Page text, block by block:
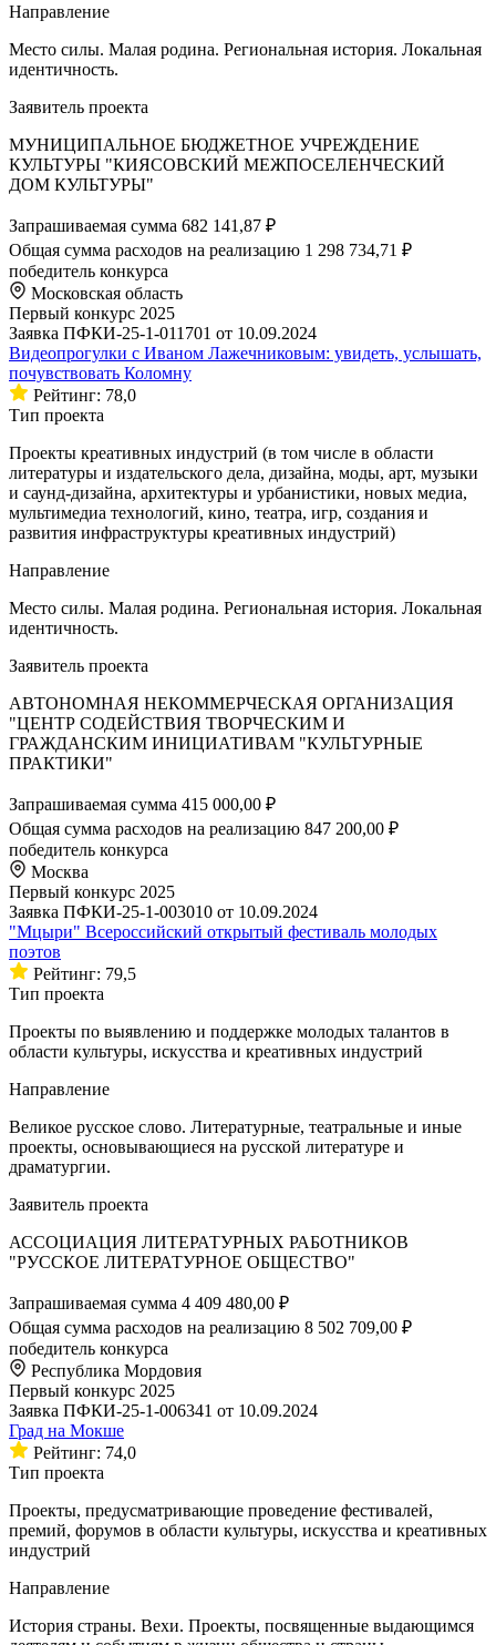
Направление
Место силы. Малая родина. Региональная история. Локальная
идентичность.
Заявитель проекта
МУНИЦИПАЛЬНОЕ БЮДЖЕТНОЕ УЧРЕЖДЕНИЕ
КУЛЬТУРЫ "КИЯСОВСКИЙ МЕЖПОСЕЛЕНЧЕСКИЙ
ДОМ КУЛЬТУРЫ"
Запрашиваемая сумма 682 141,87 ₽
Общая сумма расходов на реализацию 1 298 734,71 ₽
победитель конкурса
Московская область
Первый конкурс 2025
Заявка ПФКИ-25-1-011701 от 10.09.2024
Видеопрогулки с Иваном Лажечниковым: увидеть, услышать,
почувствовать Коломну
Рейтинг: 78,0
Тип проекта
Проекты креативных индустрий (в том числе в области
литературы и издательского дела, дизайна, моды, арт, музыки
и саунд-дизайна, архитектуры и урбанистики, новых медиа,
мультимедиа технологий, кино, театра, игр, создания и
развития инфраструктуры креативных индустрий)
Направление
Место силы. Малая родина. Региональная история. Локальная
идентичность.
Заявитель проекта
АВТОНОМНАЯ НЕКОММЕРЧЕСКАЯ ОРГАНИЗАЦИЯ
"ЦЕНТР СОДЕЙСТВИЯ ТВОРЧЕСКИМ И
ГРАЖДАНСКИМ ИНИЦИАТИВАМ "КУЛЬТУРНЫЕ
ПРАКТИКИ"
Запрашиваемая сумма 415 000,00 ₽
Общая сумма расходов на реализацию 847 200,00 ₽
победитель конкурса
Москва
Первый конкурс 2025
Заявка ПФКИ-25-1-003010 от 10.09.2024
"Мцыри" Всероссийский открытый фестиваль молодых
поэтов
Рейтинг: 79,5
Тип проекта
Проекты по выявлению и поддержке молодых талантов в
области культуры, искусства и креативных индустрий
Направление
Великое русское слово. Литературные, театральные и иные
проекты, основывающиеся на русской литературе и
драматургии.
Заявитель проекта
АССОЦИАЦИЯ ЛИТЕРАТУРНЫХ РАБОТНИКОВ
"РУССКОЕ ЛИТЕРАТУРНОЕ ОБЩЕСТВО"
Запрашиваемая сумма 4 409 480,00 ₽
Общая сумма расходов на реализацию 8 502 709,00 ₽
победитель конкурса
Республика Мордовия
Первый конкурс 2025
Заявка ПФКИ-25-1-006341 от 10.09.2024
Град на Мокше
Рейтинг: 74,0
Тип проекта
Проекты, предусматривающие проведение фестивалей,
премий, форумов в области культуры, искусства и креативных
индустрий
Направление
История страны. Вехи. Проекты, посвященные выдающимся